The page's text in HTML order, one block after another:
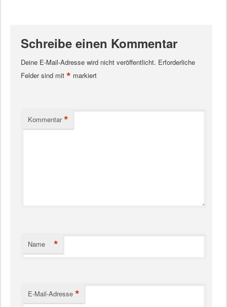
Schreibe einen Kommentar
Deine E-Mail-Adresse wird nicht veröffentlicht. Erforderliche
Felder sind mit * markiert
Kommentar *
Name *
E-Mail-Adresse *